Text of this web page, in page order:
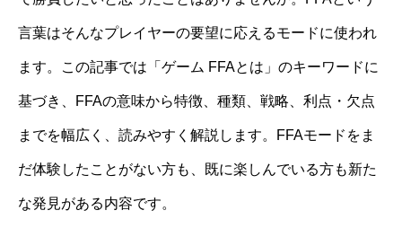
言葉はそんなプレイヤーの要望に応えるモードに使われ
ます。この記事では「ゲーム FFAとは」のキーワードに
基づき、FFAの意味から特徴、種類、戦略、利点・欠点
までを幅広く、読みやすく解説します。FFAモードをま
だ体験したことがない方も、既に楽しんでいる方も新た
な発見がある内容です。